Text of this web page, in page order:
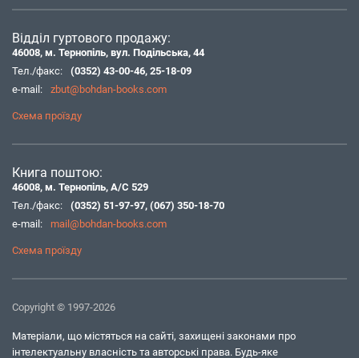
Відділ гуртового продажу:
46008, м. Тернопіль, вул. Подільська, 44
Тел./факс:
(0352) 43-00-46, 25-18-09
e-mail:
zbut@bohdan-books.com
Схема проїзду
Книга поштою:
46008, м. Тернопіль, А/С 529
Тел./факс:
(0352) 51-97-97, (067) 350-18-70
e-mail:
mail@bohdan-books.com
Схема проїзду
Copyright © 1997-2026
Матеріали, що містяться на сайті, захищені законами про
інтелектуальну власність та авторські права. Будь-яке